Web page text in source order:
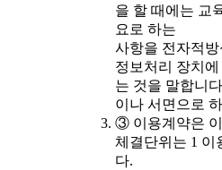
을 할 때에는 교
요로 하는
사항을 전자적
정보처리 장치
는 것을 말합니
이나 서면으로
③ 이용계약은
체결단위는 1 이
다.